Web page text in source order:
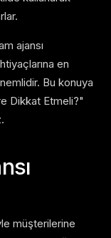
ajansı
en
Bu konuya
Dikkat Etmeli?"
müşterilerine